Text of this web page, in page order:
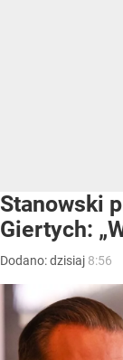
Stanowski
Giertych:
Dodano:dzisiaj 8:56